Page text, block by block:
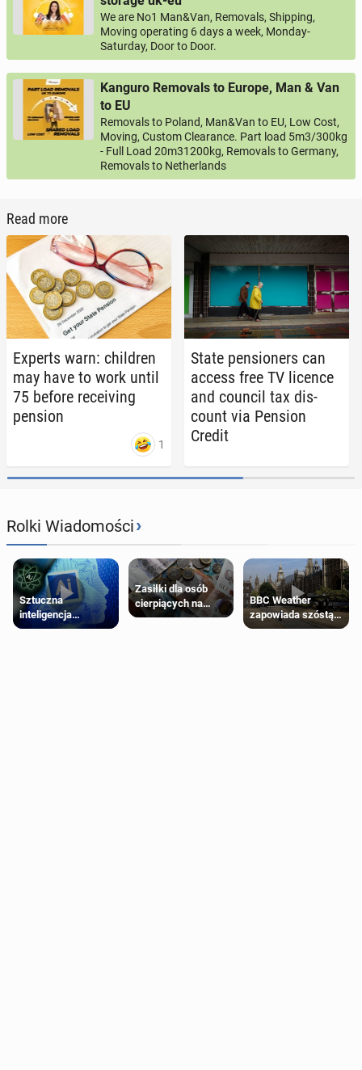
We are No1 Man&Van, Removals, Shipping,
Moving operating 6 days a week, Monday-
Saturday, Door to Door.
Kanguro Removals to Europe, Man & Van
to EU
Removals to Poland, Man&Van to EU, Low Cost,
Moving, Custom Clearance. Part load 5m3/300kg
- Full Load 20m31200kg, Removals to Germany,
Removals to Netherlands
Read more
Experts warn: chil­dren
may have to work until
75 before re­ceiv­ing
pension
1
State pen­sion­ers can
access free TV licence
and council tax dis­
count via Pension
Credit
Rolki Wiadomości›
Sztuczna
inteligencja
próbowała oszukać
Zasiłki dla osób
cierpiących na
schorzenia
BBC Weather
zapowiada szóstą
falę upałów w